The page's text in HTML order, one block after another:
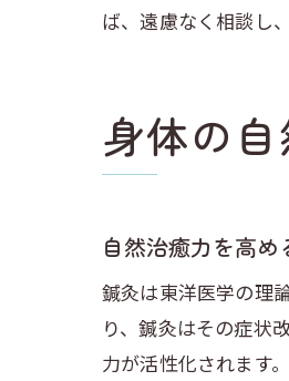
ば、遠慮なく相談し
身体の
自然治癒力を高
鍼灸は東洋医学の理
り、鍼灸はその症状
力が活性化されます。